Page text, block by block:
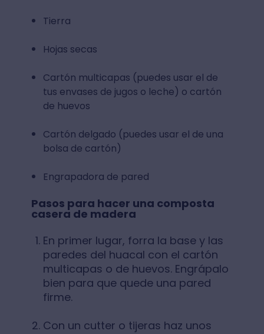
Tierra
Hojas secas
Cartón multicapas (puedes usar el de
tus envases de jugos o leche) o cartón
de huevos
Cartón delgado (puedes usar el de una
bolsa de cartón)
Engrapadora de pared
Pasos para hacer una composta
casera de madera
En primer lugar, forra la base y las
paredes del huacal con el cartón
multicapas o de huevos. Engrápalo
bien para que quede una pared
firme.
Con un cutter o tijeras haz unos